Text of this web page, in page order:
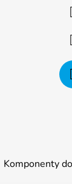
Komponenty